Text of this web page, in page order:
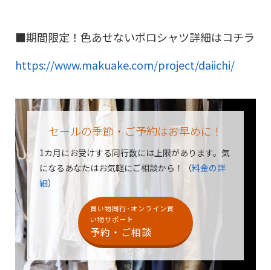
■期間限定！色あせないポロシャツ詳細はコチラ
https://www.makuake.com/project/daiichi/
セールの季節・ご予約はお早めに！
1カ月にお受けする同行数には上限があります。気
になるあなたはお気軽にご相談から！（料金の詳
細）
買い物同行･オンライン買
い物サポート
予約・ご相談